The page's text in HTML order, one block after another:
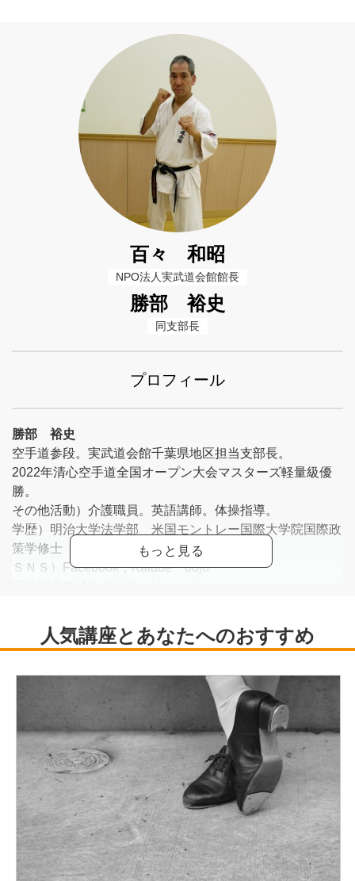
百々 和昭
NPO法人実武道会館館長
勝部 裕史
同支部長
プロフィール
勝部 裕史
空手道参段。実武道会館千葉県地区担当支部長。
2022年清心空手道全国オープン大会マスターズ軽量級優
勝。
その他活動）介護職員。英語講師。体操指導。
学歴）明治大学法学部 米国モントレー国際大学院国際政
策学修士
ＳＮＳ）Facebook；Katube dojo